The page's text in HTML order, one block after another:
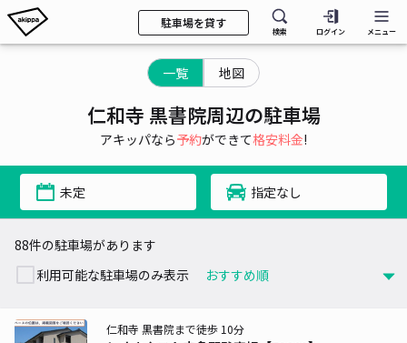
駐車場を貸す
検索 ログイン メニュー
一覧 地図
仁和寺 黒書院周辺の駐車場
アキッパなら予約ができて格安料金!
未定 指定なし
88件の駐車場があります
利用可能な駐車場のみ表示
仁和寺 黒書院まで徒歩 10分